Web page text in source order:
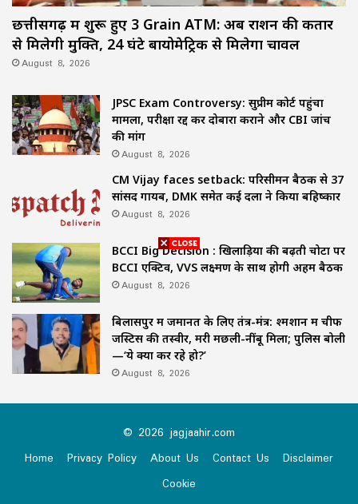
छत्तीसगढ़ में शुरू हुए 3 Grain ATM: अब राशन की कतार
से मिलेगी मुक्ति, 24 घंटे बायोमेट्रिक से मिलेगा चावल
August 8, 2026
JPSC Exam Controversy: सुप्रीम कोर्ट पहुंचा
मामला, परीक्षा रद्द कर दोबारा कराने और CBI जांच
की मांग
August 8, 2026
CM Vijay faces setback: परिसीमन बैठक से 37
सांसद गायब, DMK समेत कई दलों ने किया बहिष्कार
August 8, 2026
BCCI Big Decision : खिलाड़ियों की बढ़ती चोटों पर
BCCI एक्टिव, VVS लक्ष्मण के साथ होगी अहम बैठक
August 8, 2026
बिलासपुर में जमानत के लिए तंत्र-मंत्र: श्मशान में चीफ
जस्टिस की तस्वीर, मरी मछली-नींबू मिला; पुलिस बोली
—‘ये क्या कर रहे हो?’
August 8, 2026
© 2026 jagjaahir.com
Home
Privacy Policy About Us Contact Us
Disclaimer
Cookie